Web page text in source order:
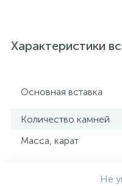
Украины, на всех
проба. К каждому
незначительно
особенностей
Характеристики
Основная вставка
Количество камней
Масса, карат
Не